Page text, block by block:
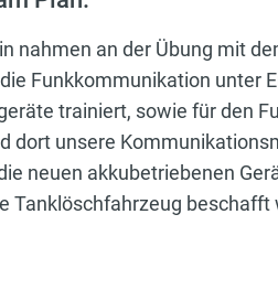
nahmen an der Übung mit
Funkkommunikation unter
trainiert, sowie für den
dort unsere
neuen akkubetriebenen
Tanklöschfahrzeug beschafft